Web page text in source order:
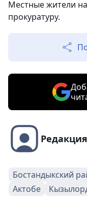
Местные жители
прокуратуру.
Бостандыкский
Актобе